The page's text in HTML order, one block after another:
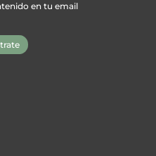
en tu email